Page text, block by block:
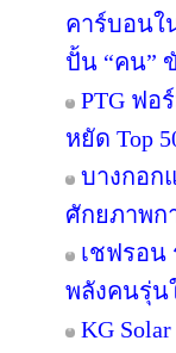
คาร์บอนใ
ปั้น “คน”
PTG ฟอ
หยัด Top
บางกอก
ศักยภาพก
เชฟรอน
พลังคนรุ่น
KG